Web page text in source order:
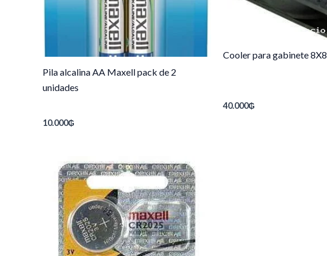
Pila alcalina AA Maxell pack de 2
unidades
10.000₲
Cooler para gabinete 8X8
40.000₲